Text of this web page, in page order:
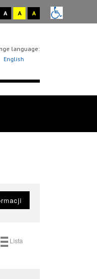
A A A
language:
English
Lista